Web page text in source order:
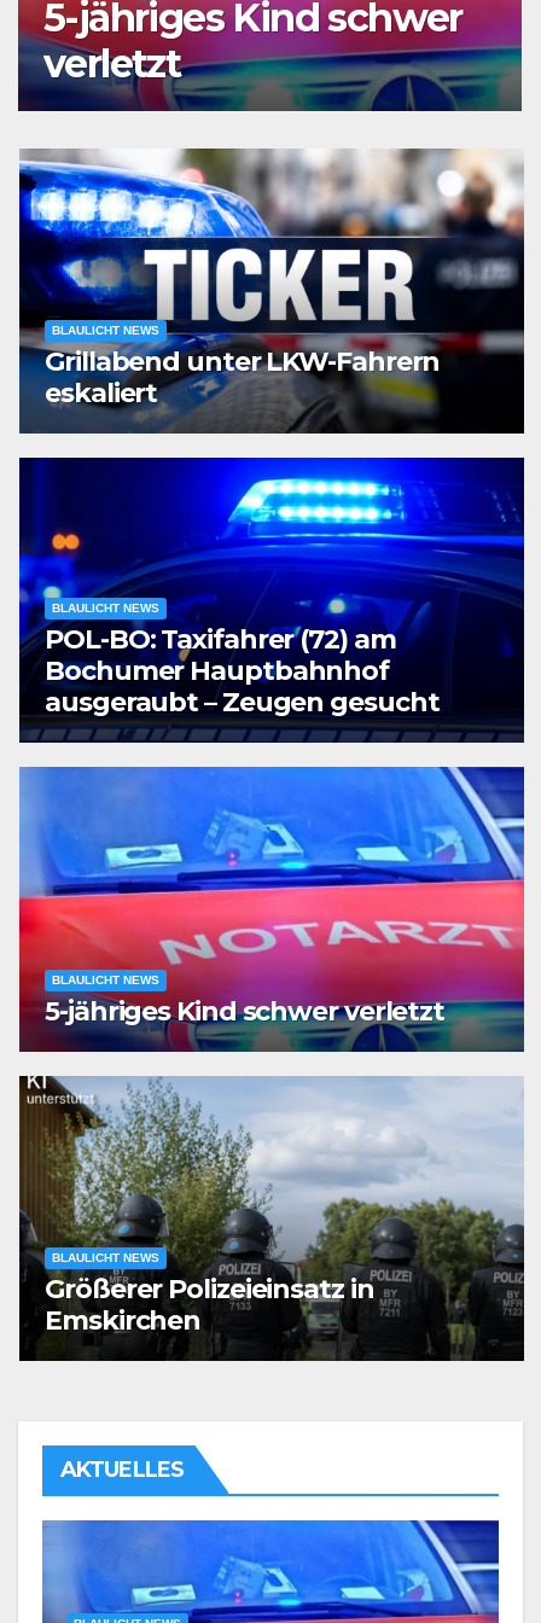
5-jähriges Kind schwer
verletzt
BLAULICHT NEWS
Grillabend unter LKW-Fahrern
eskaliert
BLAULICHT NEWS
POL-BO: Taxifahrer (72) am
Bochumer Hauptbahnhof
ausgeraubt – Zeugen gesucht
BLAULICHT NEWS
5-jähriges Kind schwer verletzt
BLAULICHT NEWS
Größerer Polizeieinsatz in
Emskirchen
AKTUELLES